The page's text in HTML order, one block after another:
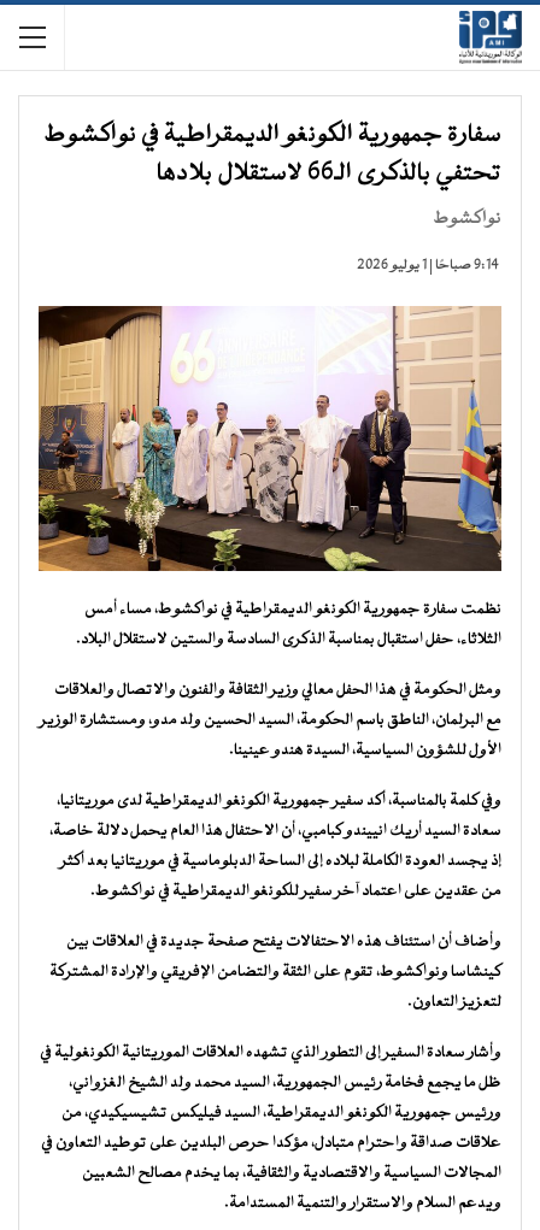
سفارة جمهورية الكونغو الديمقراطية في نواكشوط
تحتفي بالذكرى الـ66 لاستقلال بلادها
نواكشوط
9:14 صباحًا | 1 يوليو 2026
نظمت سفارة جمهورية الكونغو الديمقراطية في نواكشوط، مساء أمس
الثلاثاء، حفل استقبال بمناسبة الذكرى السادسة والستين لاستقلال البلاد.
ومثل الحكومة في هذا الحفل معالي وزير الثقافة والفنون والاتصال والعلاقات
مع البرلمان، الناطق باسم الحكومة، السيد الحسين ولد مدو، ومستشارة الوزير
الأول للشؤون السياسية، السيدة هندو عينينا.
وفي كلمة بالمناسبة، أكد سفير جمهورية الكونغو الديمقراطية لدى موريتانيا،
سعادة السيد أريك انييندو كبامبي، أن الاحتفال هذا العام يحمل دلالة خاصة،
إذ يجسد العودة الكاملة لبلاده إلى الساحة الدبلوماسية في موريتانيا بعد أكثر
من عقدين على اعتماد آخر سفير للكونغو الديمقراطية في نواكشوط.
وأضاف أن استئناف هذه الاحتفالات يفتح صفحة جديدة في العلاقات بين
كينشاسا ونواكشوط، تقوم على الثقة والتضامن الإفريقي والإرادة المشتركة
لتعزيز التعاون.
وأشار سعادة السفير إلى التطور الذي تشهده العلاقات الموريتانية الكونغولية في
ظل ما يجمع فخامة رئيس الجمهورية، السيد محمد ولد الشيخ الغزواني،
ورئيس جمهورية الكونغو الديمقراطية، السيد فيليكس تشيسيكيدي، من
علاقات صداقة واحترام متبادل، مؤكدا حرص البلدين على توطيد التعاون في
المجالات السياسية والاقتصادية والثقافية، بما يخدم مصالح الشعبين
ويدعم السلام والاستقرار والتنمية المستدامة.